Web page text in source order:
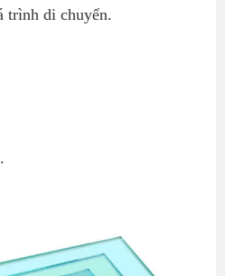
trình di chuyển.